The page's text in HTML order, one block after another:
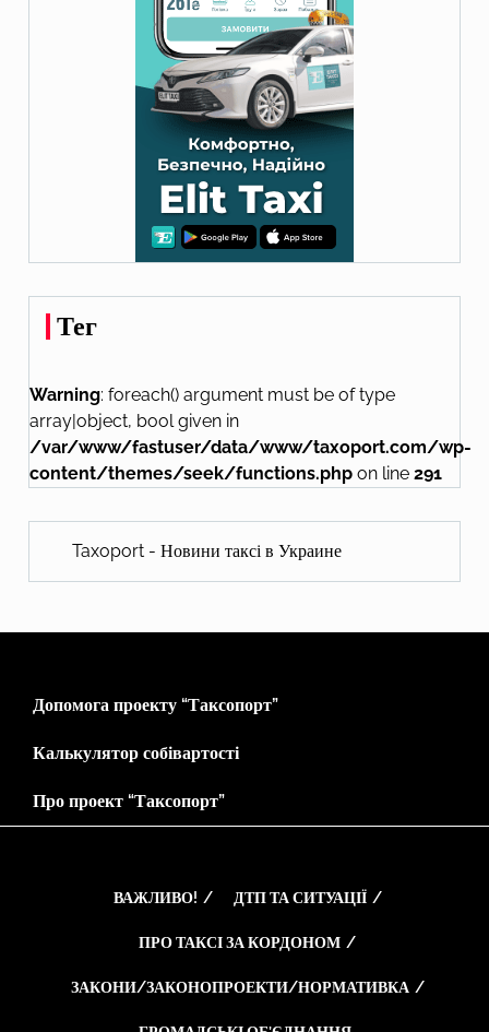
Тег
Warning: foreach() argument must be of type
array|object, bool given in
/var/www/fastuser/data/www/taxoport.com/wp-
content/themes/seek/functions.php on line291
Taxoport - Новини таксі в Украине
Допомога проекту “Таксопорт”
Калькулятор собівартості
Про проект “Таксопорт”
ВАЖЛИВО! ДТП ТА СИТУАЦІЇ
ПРО ТАКСІ ЗА КОРДОНОМ
ЗАКОНИ/ЗАКОНОПРОЕКТИ/НОРМАТИВКА